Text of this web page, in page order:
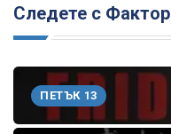
Следете с Фактор
ПЕТЪК 13